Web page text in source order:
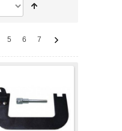
5 6 7